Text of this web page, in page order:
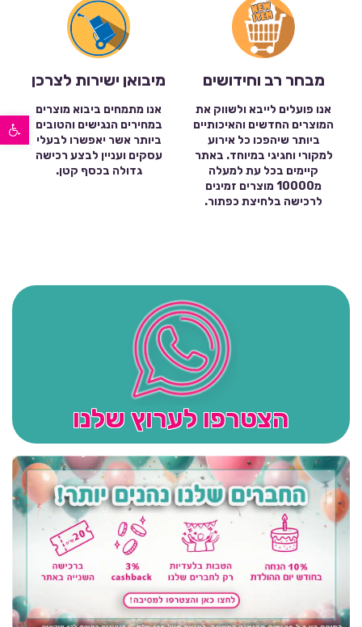
פתח סרגל נגישות
מבחר רב וחידושים
אנו פועלים לייבא ולשווק את
המוצרים החדשים והאיכותיים
ביותר שיהפכו כל אירוע
למקורי וחגיגי במיוחד. באתר
קיימים בכל עת למעלה
מ10000 מוצרים זמינים
לרכישה בלחיצת כפתור.
מיבואן ישירות לצרכן
אנו מתמחים ביבוא מוצרים
במחירים הנגישים והטובים
ביותר אשר יאפשרו לבעלי
עסקים ועניין לבצע רכישה
גדולה בכסף קטן.
הצטרפו לערוץ שלנו